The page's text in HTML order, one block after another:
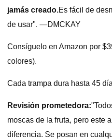
jamás creado.Es fácil de
de usar". —DMCKAY
Consíguelo en Amazon por
colores).
Cada trampa dura hasta 45
Revisión prometedora:
moscas de la fruta, pero este
diferencia. Se posan en